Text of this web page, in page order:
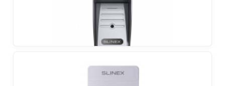
Slinex SM-07M
Kompaktni videotelefon u jedinstvenim bojama
Slinex SM-07MN